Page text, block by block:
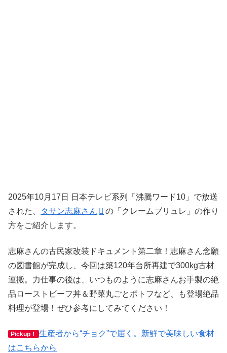
2025年10月17日 日本テレビ系列「沸騰ワード10」で放送
された、
タサン志麻さん
の「クレームブリュレ」の作り
方をご紹介します。
志麻さんの古民家改装ドキュメント第二章！志麻さん念願
の図書館が完成し、今回は築120年台所再建で300kg古材
運搬。力仕事の後は、いつものように志麻さんお手製の絶
品ローストビーフ丼＆野菜丸ごとポトフなど、も登場絶品
料理が登場！ぜひ参考にしてみてください！
Pickup！
生産者から“チョク”で届く。新鮮で美味しい食材
はこちらから